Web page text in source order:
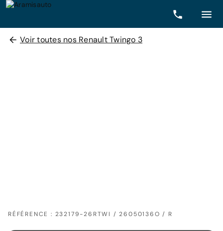
Voir toutes nos Renault Twingo 3
RÉFÉRENCE : 232179-26RTWI / 26050136O / R